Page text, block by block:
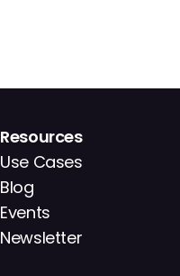
Resources
Use Cases
Blog
Events
Newsletter